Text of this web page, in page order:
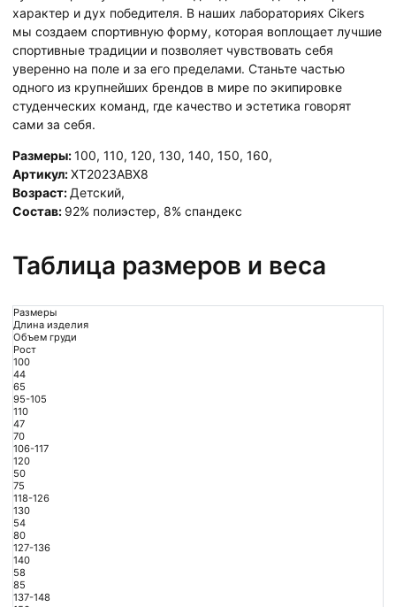
характер и дух победителя. В наших лабораториях Cikers
мы создаем спортивную форму, которая воплощает лучшие
спортивные традиции и позволяет чувствовать себя
уверенно на поле и за его пределами. Станьте частью
одного из крупнейших брендов в мире по экипировке
студенческих команд, где качество и эстетика говорят
сами за себя.
Размеры:100, 110, 120, 130, 140, 150, 160,
Артикул:XT2023ABX8
Возраст: Детский,
Состав: 92% полиэстер, 8% спандекс
Таблица размеров и веса
Размеры
Длина изделия
Объем груди
Рост
100
44
65
95-105
110
47
70
106-117
120
50
75
118-126
130
54
80
127-136
140
58
85
137-148